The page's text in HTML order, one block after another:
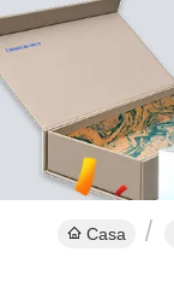
Casa